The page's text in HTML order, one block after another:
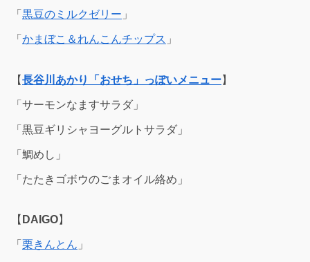
「 黒豆のミルクゼリー 」
「 かまぼこ＆れんこんチップス 」
【長谷川あかり 「おせち」っぽいメニュー】
「サーモンなますサラダ」
「黒豆ギリシャヨーグルトサラダ」
「鯛めし」
「たたきゴボウのごまオイル絡め」
【 DAIGO】
「 栗きんとん 」